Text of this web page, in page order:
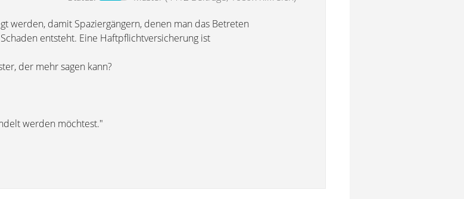
werden, damit Spaziergängern, denen man das Betreten
entsteht. Eine Haftpflichtversicherung ist
der mehr sagen kann?
werden möchtest."